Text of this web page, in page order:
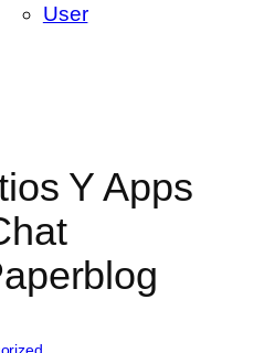
User
Y Apps